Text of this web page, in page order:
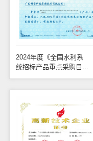
联系我们
2024年度《全国水利系
统招标产品重点采购目
录》